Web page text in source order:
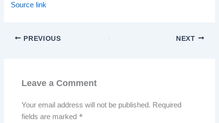
Source link
PREVIOUS NEXT
Leave a Comment
Your email address will not be published. Required
fields are marked *